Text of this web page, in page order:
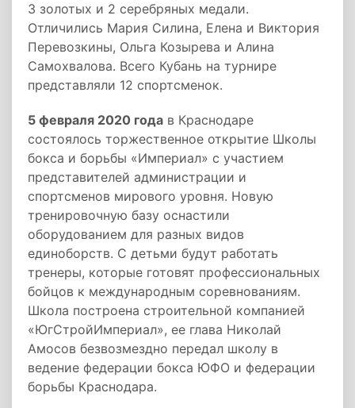
3 золотых и 2 серебряных медали.
Отличились Мария Силина, Елена и Виктория
Перевозкины, Ольга Козырева и Алина
Самохвалова. Всего Кубань на турнире
представляли 12 спортсменок.
5 февраля 2020 года в Краснодаре
состоялось торжественное открытие Школы
бокса и борьбы «Империал» с участием
представителей администрации и
спортсменов мирового уровня. Новую
тренировочную базу оснастили
оборудованием для разных видов
единоборств. С детьми будут работать
тренеры, которые готовят профессиональных
бойцов к международным соревнованиям.
Школа построена строительной компанией
«ЮгСтройИмпериал», ее глава Николай
Амосов безвозмездно передал школу в
ведение федерации бокса ЮФО и федерации
борьбы Краснодара.